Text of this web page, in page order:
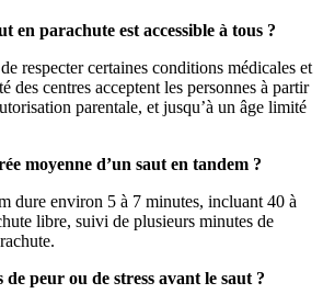
en parachute est accessible à tous ?
respecter certaines conditions médicales et
des centres acceptent les personnes à partir
parentale, et jusqu’à un âge limité
moyenne d’un saut en tandem ?
dure environ 5 à 7 minutes, incluant 40 à
libre, suivi de plusieurs minutes de
de peur ou de stress avant le saut ?